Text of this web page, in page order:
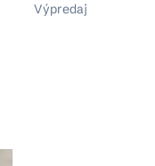
Výpredaj